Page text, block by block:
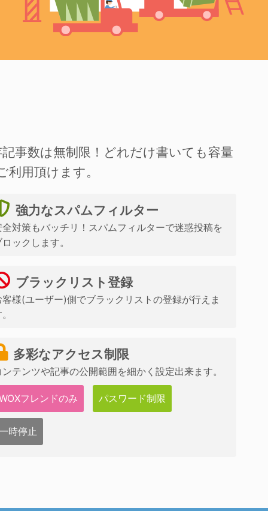
事数は無制限！どれだけ書いても容量
用頂けます。
強力なスパムフィルター
全対策もバッチリ！スパムフィルターで迷惑投稿を
ックします。
ブラックリスト登録
客様(ユーザー)側でブラックリストの登録が行えま
多彩なアクセス制限
ンテンツや記事の公開範囲を細かく設定出来ます。
フレンドのみ パスワード制限
時停止